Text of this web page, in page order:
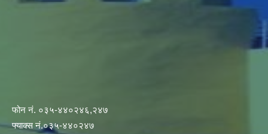
फोन नं. ०३५-४४०२४६,२४७
फ्याक्स नं.०३५-४४०२४७